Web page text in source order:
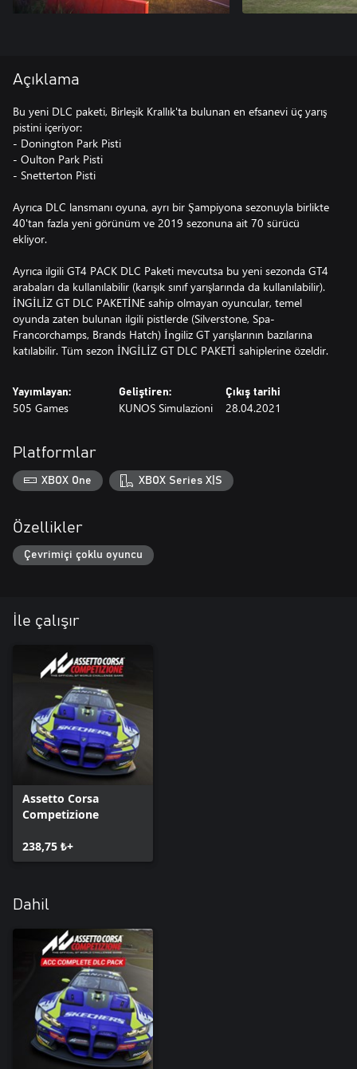
Açıklama
Bu yeni DLC paketi, Birleşik Krallık'ta bulunan en efsanevi üç yarış
pistini içeriyor:
- Donington Park Pisti
- Oulton Park Pisti
- Snetterton Pisti
Ayrıca DLC lansmanı oyuna, ayrı bir Şampiyona sezonuyla birlikte
40'tan fazla yeni görünüm ve 2019 sezonuna ait 70 sürücü
ekliyor.
Ayrıca ilgili GT4 PACK DLC Paketi mevcutsa bu yeni sezonda GT4
arabaları da kullanılabilir (karışık sınıf yarışlarında da kullanılabilir).
İNGİLİZ GT DLC PAKETİNE sahip olmayan oyuncular, temel
oyunda zaten bulunan ilgili pistlerde (Silverstone, Spa-
Francorchamps, Brands Hatch) İngiliz GT yarışlarının bazılarına
Yayımlayan:
505 Games
Geliştiren:
KUNOS Simulazioni
Çıkış tarihi
28.04.2021
Platformlar
XBOX One XBOX Series X|S
Özellikler
Çevrimiçi çoklu oyuncu
İle çalışır
Assetto Corsa
Competizione
238,75 ₺+
Dahil